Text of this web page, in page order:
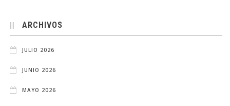
ARCHIVOS
JULIO 2026
JUNIO 2026
MAYO 2026